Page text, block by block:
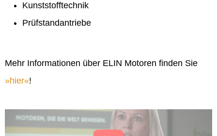
Kunststofftechnik
Prüfstandantriebe
Mehr Informationen über ELIN Motoren finden Sie
hier !